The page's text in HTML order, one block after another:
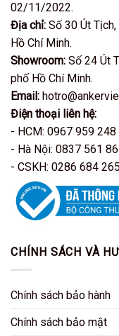
02/11/2022.
Địa chỉ: Số 30 Út
Hồ Chí Minh.
Showroom: Số 24 Út
phố Hồ Chí Minh.
Email:
Điện thoại liên hệ:
- HCM: 0967 959
- Hà Nội: 0837 561
- CSKH: 0286 684
CHÍNH SÁCH VÀ
Chính sách bảo hành
Chính sách bảo mật